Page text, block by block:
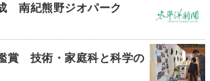
南紀熊野ジオパーク
賞 技術・家庭科と科学の